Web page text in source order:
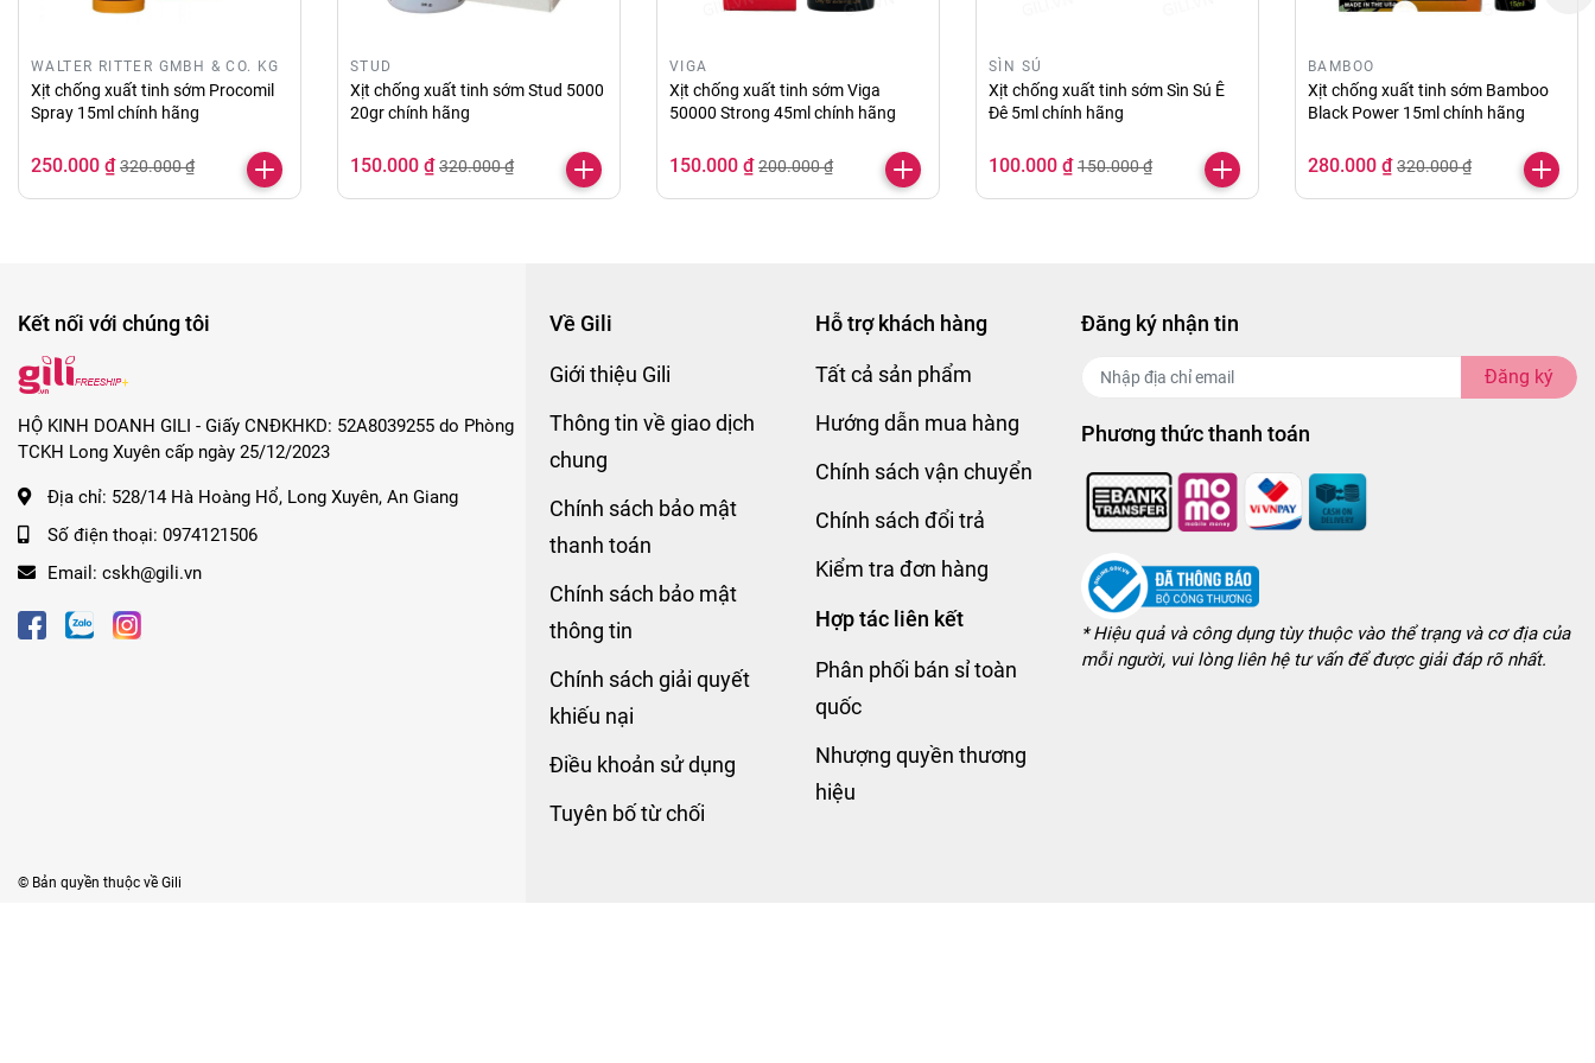
Cảm ơn bạn đã xem sản phẩm xịt chống xuất tinh sớm Dynamo 22.2ml tiêu chuẩn Mỹ giá rẻ tiết kiệm của Gili.
LỜI KHUYÊN TỪ GILI:
Để giữ lửa cho cuộc yêu, bạn hãy sử dụng chai xịt chống xuất tinh sớm, sản phẩm sẽ giúp cho cuộc yêu của bạn được kéo dài và thăng hoa. Bên cạnh đó bạn cần sống
lành mạnh, sống heathy đều đó góp phần nâng cao chất lượng cuộc sống của bạn, giúp cuộc sống vợ chồng được hạnh phúc và viên mãn hơn.
Tư vấn tận tình, chu đáo.
Giao hàng kín đáo, nhanh chóng.
WALTER RITTER GMBH & CO. KG
Xịt chống xuất tinh sớm Procomil
Spray 15ml chính hãng
250.000 ₫ 320.000 ₫
STUD
Xịt chống xuất tinh sớm Stud 5000
20gr chính hãng
150.000 ₫ 320.000 ₫
VIGA
Xịt chống xuất tinh sớm Viga
50000 Strong 45ml chính hãng
150.000 ₫ 200.000 ₫
SÌN SÚ
Xịt chống xuất tinh sớm Sìn Sú Ê
Đê 5ml chính hãng
100.000 ₫ 150.000 ₫
BAMBOO
Xịt chống xuất tinh sớm Bamboo
Black Power 15ml chính hãng
280.000 ₫ 320.000 ₫
Kết nối với chúng tôi
HỘ KINH DOANH GILI - Giấy CNĐKHKD: 52A8039255 do Phòng
TCKH Long Xuyên cấp ngày 25/12/2023
Địa chỉ: 528/14 Hà Hoàng Hổ, Long Xuyên, An Giang
Số điện thoại: 0974121506
Email: cskh@gili.vn
Về Gili
Giới thiệu Gili
Thông tin về giao dịch
chung
Chính sách bảo mật
thanh toán
Chính sách bảo mật
thông tin
Chính sách giải quyết
khiếu nại
Điều khoản sử dụng
Tuyên bố từ chối
Hỗ trợ khách hàng
Tất cả sản phẩm
Hướng dẫn mua hàng
Chính sách vận chuyển
Chính sách đổi trả
Kiểm tra đơn hàng
Hợp tác liên kết
Phân phối bán sỉ toàn
quốc
Nhượng quyền thương
hiệu
Đăng ký nhận tin
Đăng ký
Phương thức thanh toán
* Hiệu quả và công dụng tùy thuộc vào thể trạng và cơ địa của
mỗi người, vui lòng liên hệ tư vấn để được giải đáp rõ nhất.
© Bản quyền thuộc về Gili